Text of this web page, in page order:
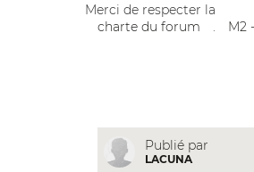
Merci de respecter la
charte du forum
. M2
Publié par
LACUNA